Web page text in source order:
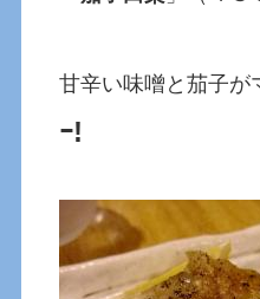
甘辛い味噌と茄子が
ｰ!